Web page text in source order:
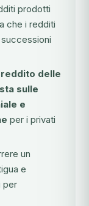
prodotti
che i redditi
delle
sulle
e
per i privati
un
e
per